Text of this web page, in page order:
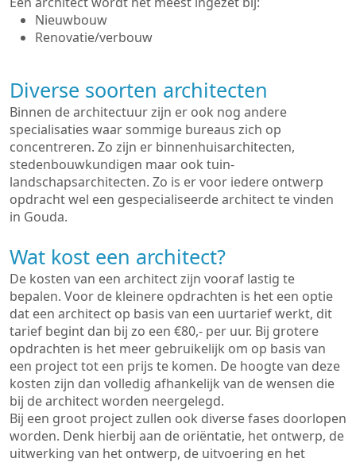
Nieuwbouw
Renovatie/verbouw
Diverse soorten architecten
Binnen de architectuur zijn er ook nog andere
specialisaties waar sommige bureaus zich op
concentreren. Zo zijn er binnenhuisarchitecten,
stedenbouwkundigen maar ook tuin-
landschapsarchitecten. Zo is er voor iedere ontwerp
opdracht wel een gespecialiseerde architect te vinden
in Gouda.
Wat kost een architect?
De kosten van een architect zijn vooraf lastig te
bepalen. Voor de kleinere opdrachten is het een optie
dat een architect op basis van een uurtarief werkt, dit
tarief begint dan bij zo een €80,- per uur. Bij grotere
opdrachten is het meer gebruikelijk om op basis van
een project tot een prijs te komen. De hoogte van deze
kosten zijn dan volledig afhankelijk van de wensen die
bij de architect worden neergelegd.
Bij een groot project zullen ook diverse fases doorlopen
worden. Denk hierbij aan de oriëntatie, het ontwerp, de
uitwerking van het ontwerp, de uitvoering en het